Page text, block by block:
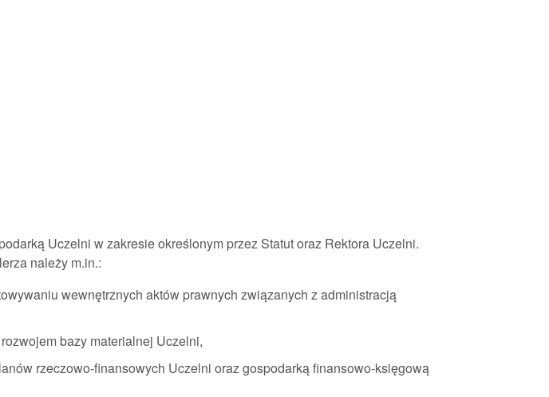
Uczelni w zakresie określonym przez Statut oraz Rektora Uczelni.
należy m.in.:
wewnętrznych aktów prawnych związanych z administracją
bazy materialnej Uczelni,
rzeczowo-finansowych Uczelni oraz gospodarką finansowo-księgową